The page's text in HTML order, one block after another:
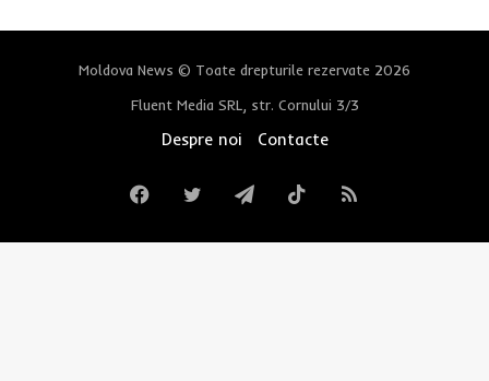
Moldova News © Toate drepturile rezervate 2026
Fluent Media SRL, str. Cornului 3/3
Despre noi Contacte
FacebookTwitterTelegramTikTokRSS